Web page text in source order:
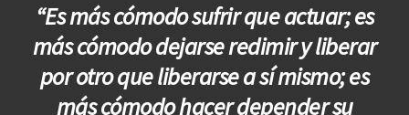
“Es más cómodo sufrir que actuar; es
más cómodo dejarse redimir y liberar
por otro que liberarse a sí mismo; es
más cómodo hacer depender su